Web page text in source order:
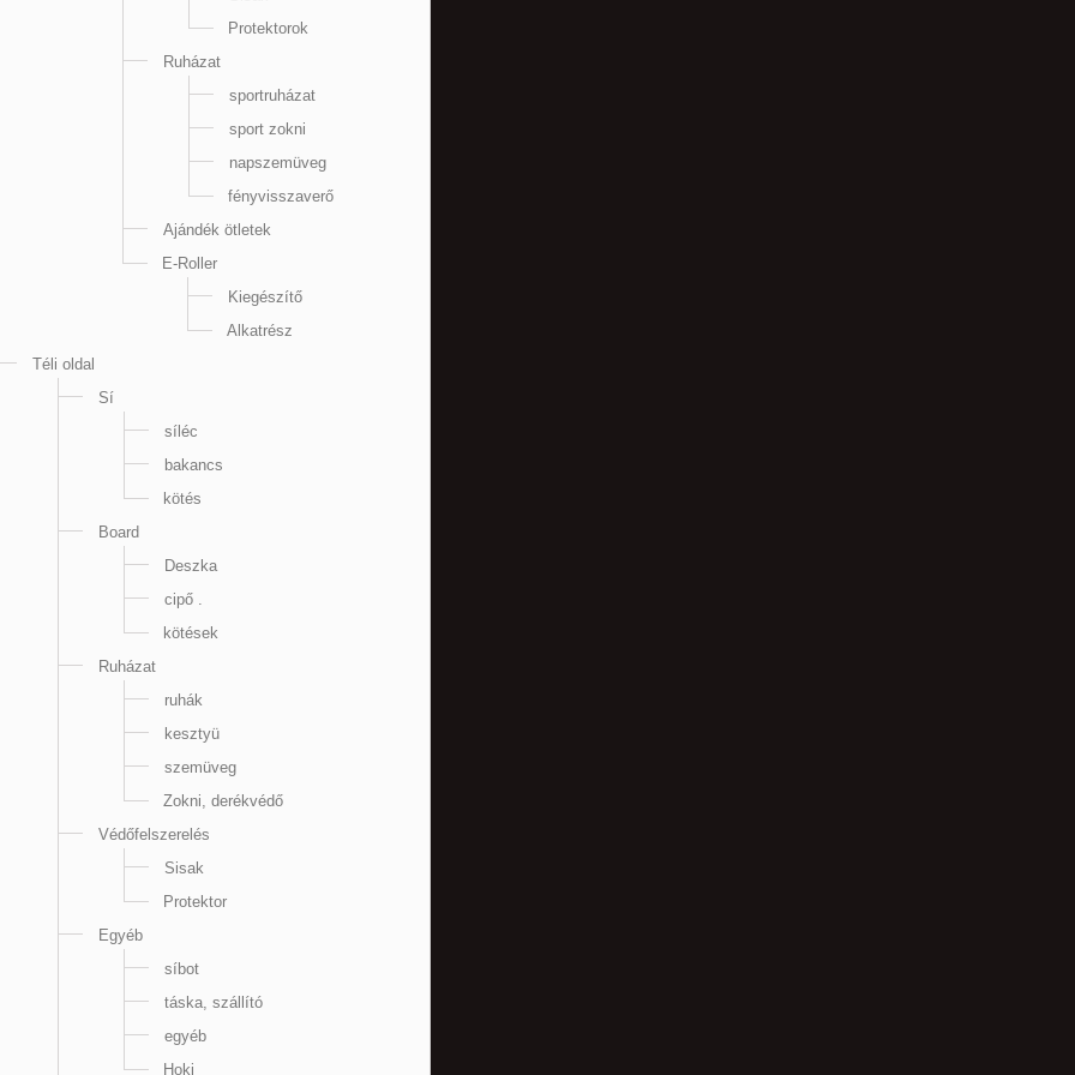
Protektorok
Ruházat
sportruházat
sport zokni
napszemüveg
fényvisszaverő
Ajándék ötletek
E-Roller
Kiegészítő
Alkatrész
Téli oldal
Sí
síléc
bakancs
kötés
Board
Deszka
cipő .
kötések
Ruházat
ruhák
kesztyü
szemüveg
Zokni, derékvédő
Védőfelszerelés
Sisak
Protektor
Egyéb
síbot
táska, szállító
egyéb
Hoki